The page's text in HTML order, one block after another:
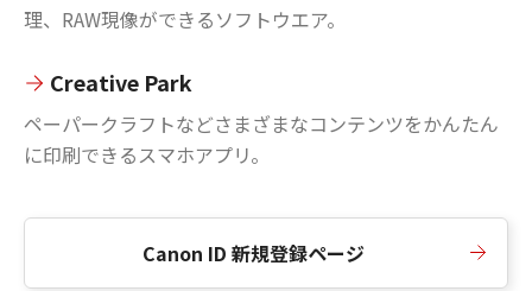
理、RAW現像ができるソフトウエア。
Creative Park
ペーパークラフトなどさまざまなコンテンツをかんたん
に印刷できるスマホアプリ。
Canon ID 新規登録ページ